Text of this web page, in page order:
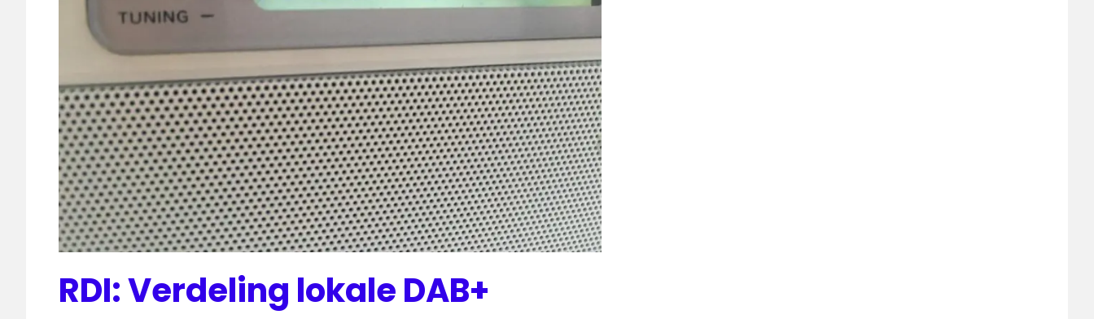
RDI: Verdeling lokale DAB+